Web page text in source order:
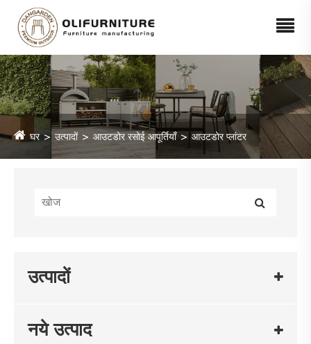
घर उत्पादों आउटडोर रसोई आपूर्तियाँ आउटडोर प्लांटर
उत्पादों
नये उत्पाद